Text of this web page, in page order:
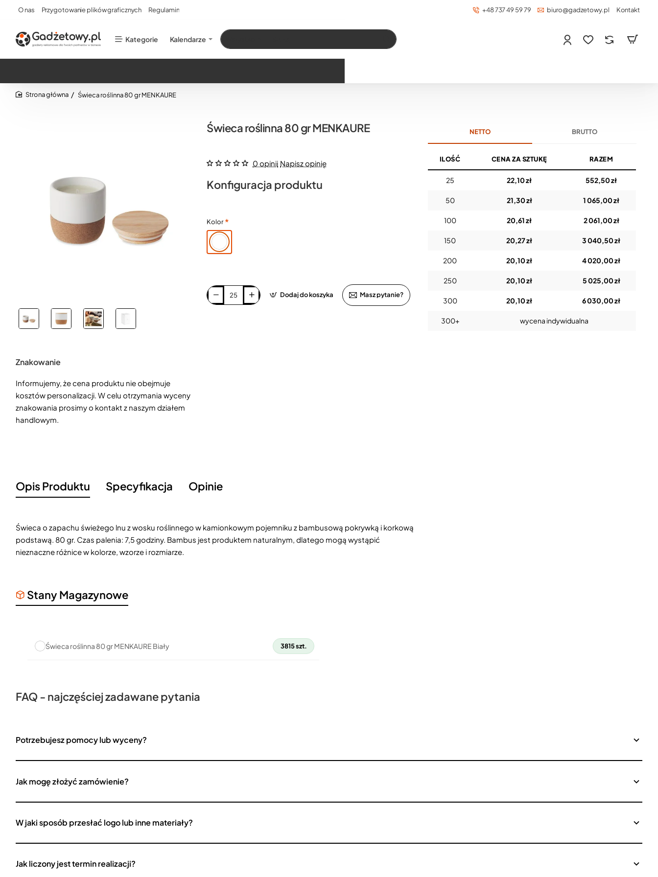
O nas Przygotowanie plików graficznych Regulamin +48 737 49 59 79 biuro@gadzetowy.pl Kontakt
Kategorie Kalendarze Szukaj…
Świeca roślinna 80 gr MENKAURE
Znakowanie
Informujemy, że cena produktu nie obejmuje
kosztów personalizacji. W celu otrzymania wyceny
znakowania prosimy o kontakt z naszym działem
handlowym.
Świeca roślinna 80 gr MENKAURE
0 opinii Napisz opinię
Konfiguracja produktu
Kolor
Dodaj do koszyka Masz pytanie?
Opis Produktu Specyfikacja Opinie
Świeca o zapachu świeżego lnu z wosku roślinnego w kamionkowym pojemniku z bambusową pokrywką i korkową
podstawą. 80 gr. Czas palenia: 7,5 godziny. Bambus jest produktem naturalnym, dlatego mogą wystąpić
nieznaczne różnice w kolorze, wzorze i rozmiarze.
NETTO BRUTTO
ILOŚĆ CENA ZA SZTUKĘ RAZEM
25 22,10 zł 552,50 zł
50 21,30 zł 1 065,00 zł
100 20,61 zł 2 061,00 zł
150 20,27 zł 3 040,50 zł
200 20,10 zł 4 020,00 zł
250 20,10 zł 5 025,00 zł
300 20,10 zł 6 030,00 zł
300+ wycena indywidualna
Stany Magazynowe
Świeca roślinna 80 gr MENKAURE Biały 3815 szt.
FAQ - najczęściej zadawane pytania
Potrzebujesz pomocy lub wyceny?
Jak mogę złożyć zamówienie?
W jaki sposób przesłać logo lub inne materiały?
Jak liczony jest termin realizacji?